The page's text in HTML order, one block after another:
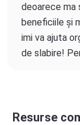
deoarece ma
beneficiile și
imi va ajuta
de slabire!
Resurse